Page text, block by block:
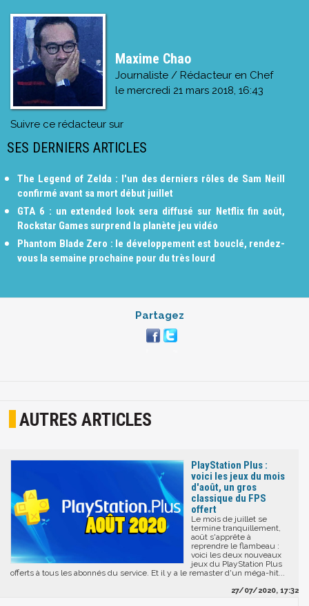
Maxime Chao
Journaliste / Rédacteur en Chef
le mercredi 21 mars 2018, 16:43
Suivre ce rédacteur sur
SES DERNIERS ARTICLES
The Legend of Zelda : l'un des derniers rôles de Sam Neill
confirmé avant sa mort début juillet
GTA 6 : un extended look sera diffusé sur Netflix fin août,
Rockstar Games surprend la planète jeu vidéo
Phantom Blade Zero : le développement est bouclé, rendez-
vous la semaine prochaine pour du très lourd
Partagez
AUTRES ARTICLES
PlayStation Plus :
voici les jeux du mois
d'août, un gros
classique du FPS
offert
Le mois de juillet se
termine tranquillement,
août s'apprête à
reprendre le flambeau :
voici les deux nouveaux
jeux du PlayStation Plus
offerts à tous les abonnés du service. Et il y a le remaster d'un méga-hit...
27/07/2020, 17:32